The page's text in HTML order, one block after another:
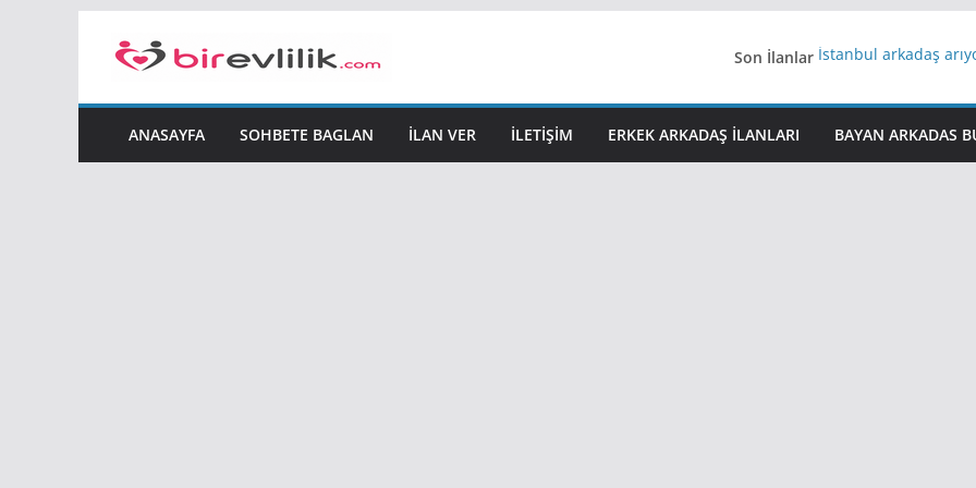
Son İlanlar İstanbul arkadaş
Yeni Bir Aşk Lazım
iş arayanlara iş
ANASAYFA SOHBETE BAGLAN İLAN VER İLETIŞIM ERKEK ARKADAŞ ILANLARI BAYAN ARKADAS